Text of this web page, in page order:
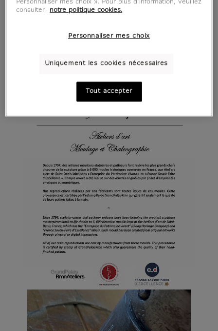
Personnaliser mes choix ». Pour plus d’information, veuillez
consulter
notre politique cookies.
Personnaliser mes choix
Uniquement les cookies nécessaires
Tout accepter